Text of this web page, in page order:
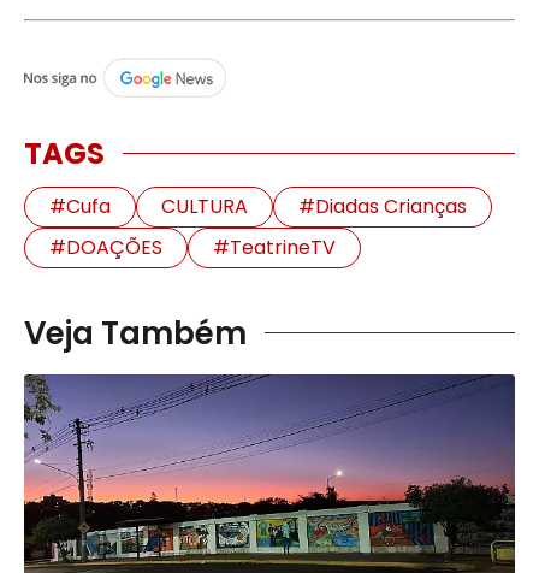
TAGS
#Cufa CULTURA
#Diadas Crianças
#DOAÇÕES
#TeatrineTV
Veja Também